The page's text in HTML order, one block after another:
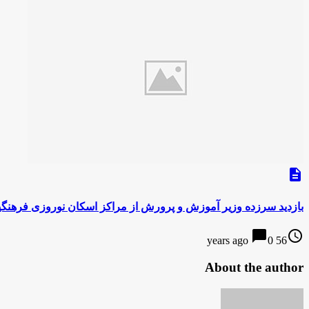
description
بازدید سرزده وزیر آموزش و پرورش از مراكز اسكان نوروزی
access_time
56 years ago
chat_bubble0
About the author